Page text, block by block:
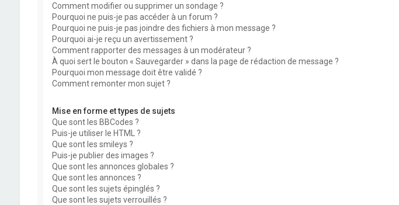
Comment modifier ou supprimer un sondage ?
Pourquoi ne puis-je pas accéder à un forum ?
Pourquoi ne puis-je pas joindre des fichiers à mon message ?
Pourquoi ai-je reçu un avertissement ?
Comment rapporter des messages à un modérateur ?
À quoi sert le bouton « Sauvegarder » dans la page de rédaction de message ?
Pourquoi mon message doit être validé ?
Comment remonter mon sujet ?
Mise en forme et types de sujets
Que sont les BBCodes ?
Puis-je utiliser le HTML ?
Que sont les smileys ?
Puis-je publier des images ?
Que sont les annonces globales ?
Que sont les annonces ?
Que sont les sujets épinglés ?
Que sont les sujets verrouillés ?